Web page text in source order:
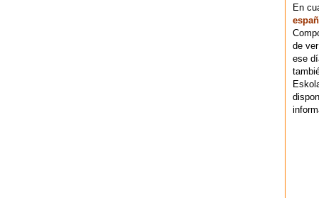
En
de
ese